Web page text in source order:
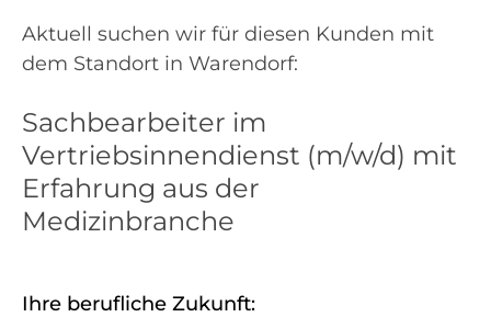
Aktuell suchen wir für diesen Kunden mit
dem Standort in Warendorf:
Sachbearbeiter im
Vertriebsinnendienst (m/w/d) mit
Erfahrung aus der
Medizinbranche
Ihre berufliche Zukunft: